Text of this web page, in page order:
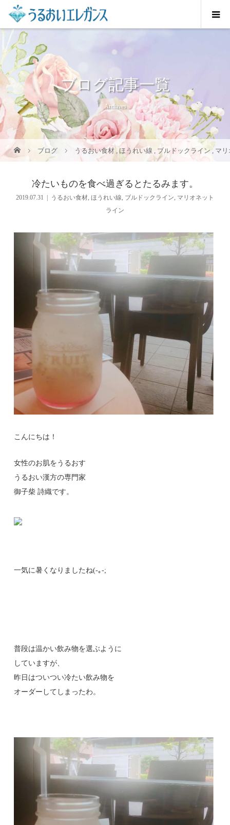
ブログ記事一覧
Archives
ブログ うるおい食材 ,ほうれい線 , ブルドックライン , マ
冷たいものを食べ過ぎるとたるみます。
2019.07.31 うるおい食材, ほうれい線, ブルドックライン, マリオネット
ライン
こんにちは！
女性のお肌をうるおす
うるおい漢方の専門家
御子柴 詩織です。
一気に暑くなりましたね(-｡-;
普段は温かい飲み物を選ぶように
していますが、
昨日はついつい冷たい飲み物を
オーダーしてしまったわ。